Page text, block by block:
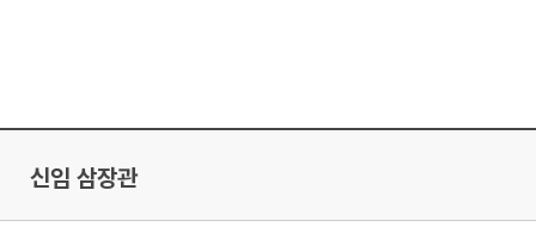
신임 삼장관